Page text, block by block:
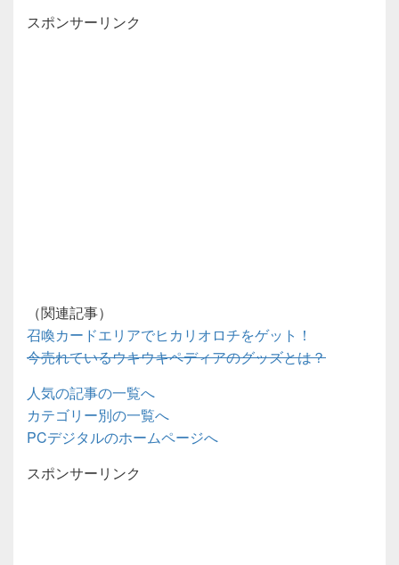
スポンサーリンク
（関連記事）
召喚カードエリアでヒカリオロチをゲット！
今売れているウキウキペディアのグッズとは？
人気の記事の一覧へ
カテゴリー別の一覧へ
PCデジタルのホームページへ
スポンサーリンク